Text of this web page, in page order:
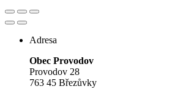
Adresa
Obec Provodov
Provodov 28
763 45 Březůvky